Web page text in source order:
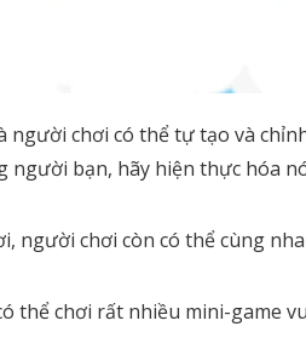
người chơi có thể tự tạo và
người bạn, hãy hiện thực hóa
chơi còn có thể cùng
thể chơi rất nhiều mini-game